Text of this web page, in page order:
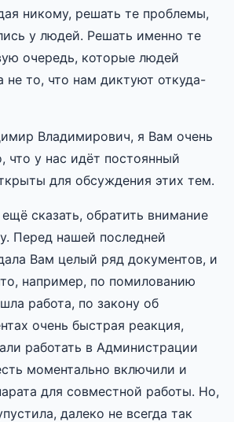
никому, решать те проблемы,
у людей. Решать именно те
очередь, которые людей
не то, что нам диктуют откуда-
Владимирович, я Вам очень
что у нас идёт постоянный
для обсуждения этих тем.
сказать, обратить внимание
Перед нашей последней
Вам целый ряд документов, и
например, по помилованию
работа, по закону об
очень быстрая реакция,
работать в Администрации
моментально включили и
для совместной работы. Но,
далеко не всегда так